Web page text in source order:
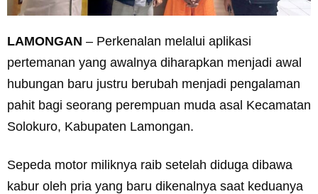
LAMONGAN – Perkenalan melalui aplikasi
pertemanan yang awalnya diharapkan menjadi awal
hubungan baru justru berubah menjadi pengalaman
pahit bagi seorang perempuan muda asal Kecamatan
Solokuro, Kabupaten Lamongan.
Sepeda motor miliknya raib setelah diduga dibawa
kabur oleh pria yang baru dikenalnya saat keduanya